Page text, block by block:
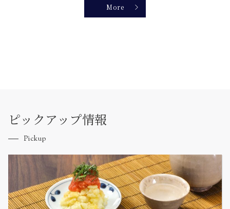
More
ピックアップ情報
Pickup